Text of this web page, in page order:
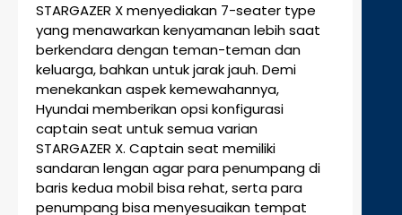
STARGAZER X menyediakan 7-seater type
yang menawarkan kenyamanan lebih saat
berkendara dengan teman-teman dan
keluarga, bahkan untuk jarak jauh. Demi
menekankan aspek kemewahannya,
Hyundai memberikan opsi konfigurasi
captain seat untuk semua varian
STARGAZER X. Captain seat memiliki
sandaran lengan agar para penumpang di
baris kedua mobil bisa rehat, serta para
penumpang bisa menyesuaikan tempat